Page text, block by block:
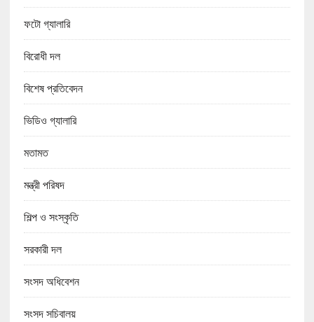
ফটো গ্যালারি
বিরোধী দল
বিশেষ প্রতিবেদন
ভিডিও গ্যালারি
মতামত
মন্ত্রী পরিষদ
শিল্প ও সংস্কৃতি
সরকারী দল
সংসদ অধিবেশন
সংসদ সচিবালয়